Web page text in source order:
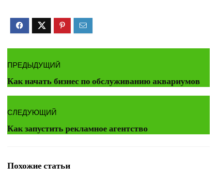
ПРЕДЫДУЩИЙ
Как начать бизнес по обслуживанию аквариумов
СЛЕДУЮЩИЙ
Как запустить рекламное агентство
Похожие статьи